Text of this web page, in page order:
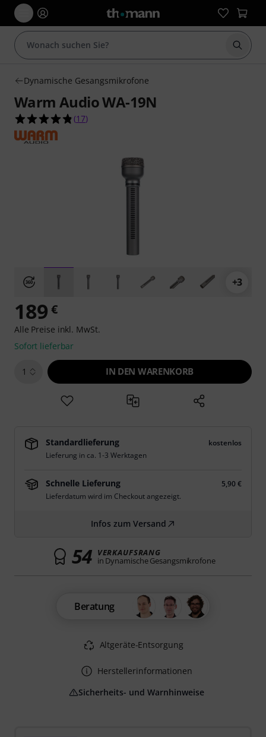
Suche
Dynamische Gesangsmikrofone
Warm Audio WA-19N
4.8 von 5 Sternen aus 17 Kundenbewertungen
(17)
+3
189 €
Alle Preise inkl. MwSt.
Sofort lieferbar
1 IN DEN WARENKORB
Standardlieferung
kostenlos
Lieferung in ca. 1-3 Werktagen
Schnelle Lieferung
5,90 €
Lieferdatum wird im Checkout angezeigt.
Infos zum Versand
54 VERKAUFSRANG
in Dynamische Gesangsmikrofone
Beratung
Altgeräte-Entsorgung
Herstellerinformationen
Sicherheits- und Warnhinweise